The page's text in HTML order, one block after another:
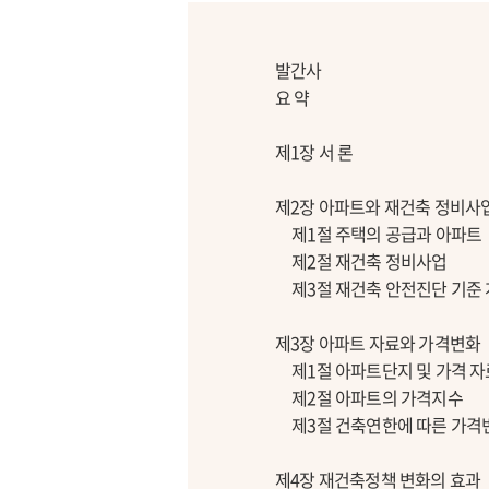
발간사
요 약
제1장 서 론
제2장 아파트와 재건축 정비사
제1절 주택의 공급과 아파트
제2절 재건축 정비사업
제3절 재건축 안전진단 기준
제3장 아파트 자료와 가격변화
제1절 아파트단지 및 가격 자
제2절 아파트의 가격지수
제3절 건축연한에 따른 가격
제4장 재건축정책 변화의 효과